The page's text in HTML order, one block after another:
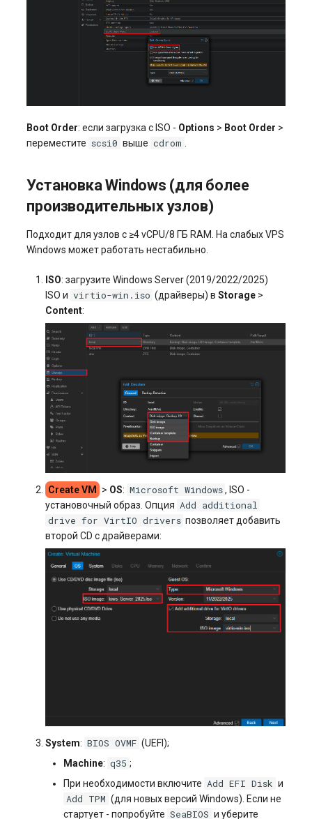
Boot Order: если загрузка с ISO - Options > Boot Order >
переместите scsi0 выше cdrom .
Установка Windows (для более
производительных узлов)
Подходит для узлов с ≥4 vCPU/8 ГБ RAM. На слабых VPS
Windows может работать нестабильно.
ISO: загрузите Windows Server (2019/2022/2025)
ISO и virtio-win.iso (драйверы) вStorage >
Content:
Create VM > OS: Microsoft Windows , ISO -
установочный образ. Опция Add additional
drive for VirtIO drivers позволяет добавить
второй CD с драйверами:
System: BIOS OVMF (UEFI);
Machine: q35 ;
При необходимости включите Add EFI Disk и
Add TPM (для новых версий Windows). Если не
стартует - попробуйте SeaBIOS и уберите